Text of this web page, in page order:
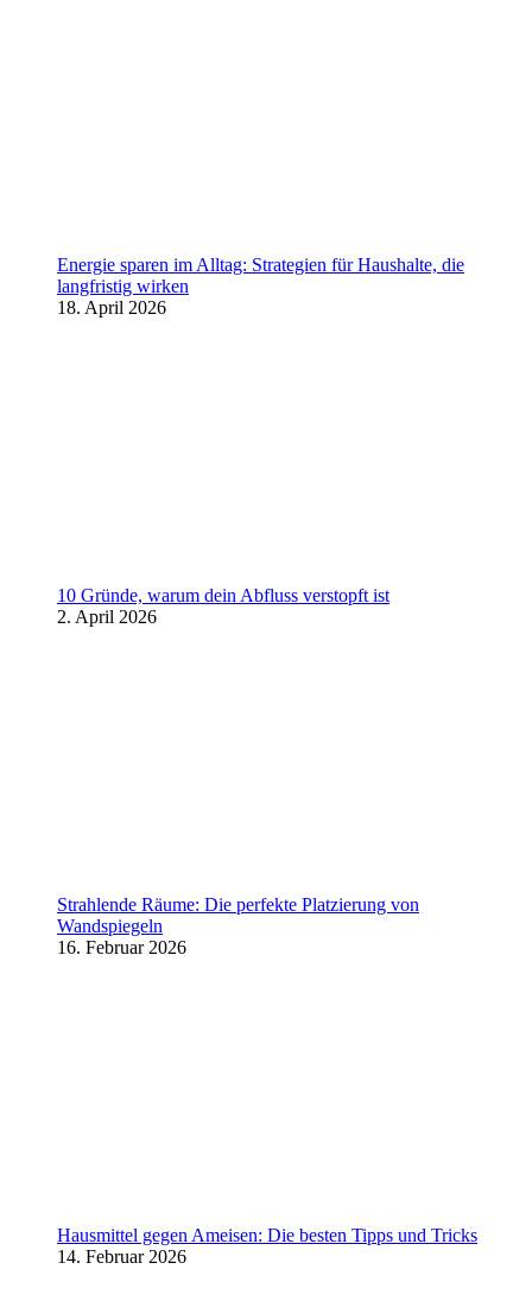
Energie sparen im Alltag: Strategien für Haushalte, die
langfristig wirken
18. April 2026
10 Gründe, warum dein Abfluss verstopft ist
2. April 2026
Strahlende Räume: Die perfekte Platzierung von
Wandspiegeln
16. Februar 2026
Hausmittel gegen Ameisen: Die besten Tipps und Tricks
14. Februar 2026